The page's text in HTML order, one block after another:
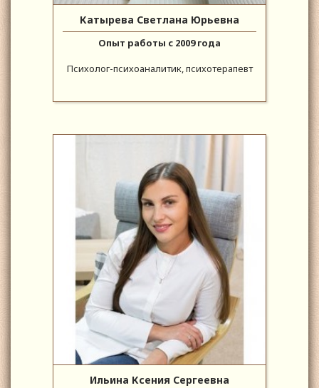
Катырева Светлана Юрьевна
Опыт работы с 2009 года
Психолог-психоаналитик, психотерапевт
Ильина Ксения Сергеевна